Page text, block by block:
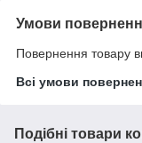
Умови
Повернення товару
Всі умови
Подібні товари